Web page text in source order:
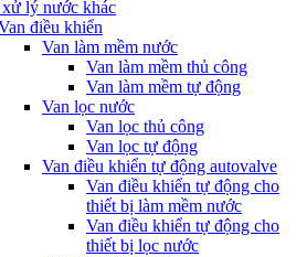
lý nước khác
điều khiển
Van làm mềm nước
Van làm mềm thủ công
Van làm mềm tự động
Van lọc nước
Van lọc thủ công
Van lọc tự động
Van điều khiển tự động autovalve
Van điều khiển tự động cho
thiết bị làm mềm nước
Van điều khiển tự động cho
thiết bị lọc nước